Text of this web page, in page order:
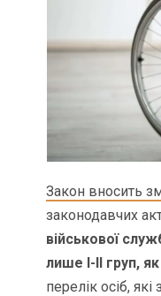
Закон вносить
законодавчих
військової
лише I-II груп,
перелік осіб, які